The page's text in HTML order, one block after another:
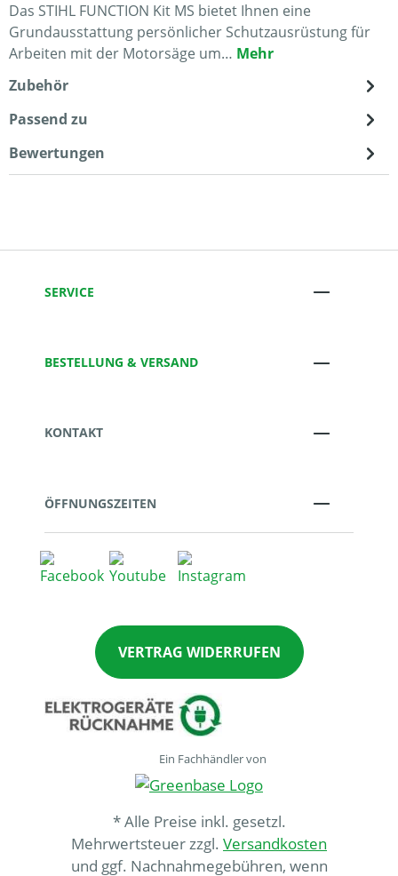
Das STIHL FUNCTION Kit MS bietet Ihnen eine
Grundausstattung persönlicher Schutzausrüstung für
Arbeiten mit der Motorsäge um… Mehr
Zubehör
Passend zu
Bewertungen
SERVICE
BESTELLUNG & VERSAND
KONTAKT
ÖFFNUNGSZEITEN
VERTRAG WIDERRUFEN
Ein Fachhändler von
* Alle Preise inkl. gesetzl.
Mehrwertsteuer zzgl. Versandkosten
und ggf. Nachnahmegebühren, wenn